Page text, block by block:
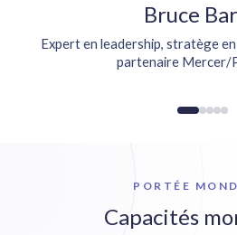
Bruce
Expert en leadership, stratège
partenaire Mercer/
PORTÉE
Capacités